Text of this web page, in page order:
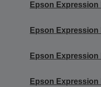
Epson Expression
Epson Expression
Epson Expression
Epson Expression